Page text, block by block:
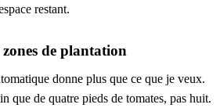
restant.
de plantation
donne plus que ce que je veux.
que de quatre pieds de tomates, pas huit.